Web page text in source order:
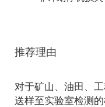
推荐理由
对于矿山、油田、
送样至实验室检测